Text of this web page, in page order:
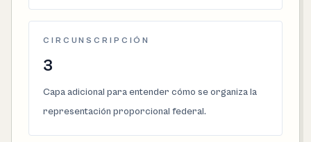
CIRCUNSCRIPCIÓN
3
Capa adicional para entender cómo se organiza la
representación proporcional federal.